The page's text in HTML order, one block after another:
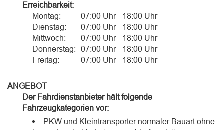
Erreichbarkeit:
Montag:
07:00 Uhr - 18:00 Uhr
Dienstag:
07:00 Uhr - 18:00 Uhr
Mittwoch:
07:00 Uhr - 18:00 Uhr
Donnerstag:
07:00 Uhr - 18:00 Uhr
Freitag:
07:00 Uhr - 18:00 Uhr
ANGEBOT
Der Fahrdienstanbieter hält folgende
Fahrzeugkategorien vor:
PKW und Kleintransporter normaler Bauart ohne